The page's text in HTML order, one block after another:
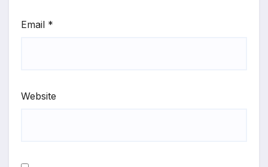
Email *
Website